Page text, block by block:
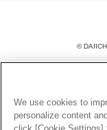
©
このサイトに掲載されてい
を問わず、著作権法の定め
とを禁じます。
楽曲及びコンテンツは、機
We use cookies to
personalize content